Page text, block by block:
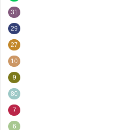
31
29
27
10
9
80
7
6